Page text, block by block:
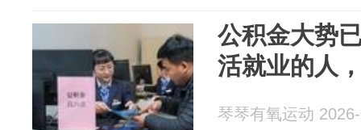
公积金大势
活就业的人
琴琴有氧运动